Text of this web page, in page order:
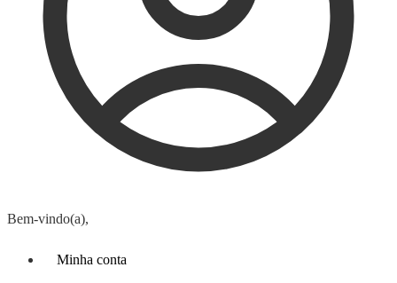
Bem-vindo(a),
Minha conta